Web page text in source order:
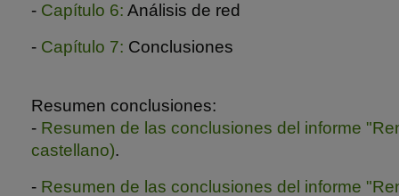
- Capítulo 6: Análisis de red
- Capítulo 7: Conclusiones
Resumen conclusiones:
- Resumen de las conclusiones del informe
castellano).
- Resumen de las conclusiones del informe